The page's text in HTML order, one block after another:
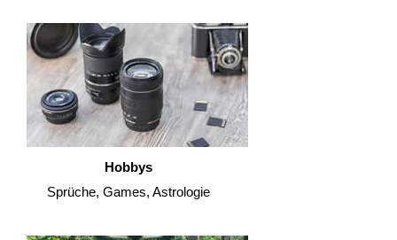
Hobbys
Sprüche, Games, Astrologie